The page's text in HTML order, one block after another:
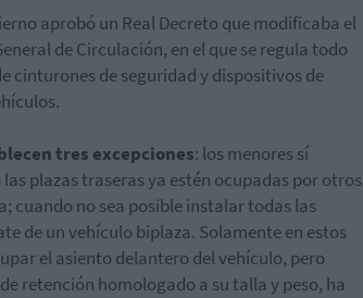
aprobó un Real Decreto que modificaba el
de Circulación, en el que se regula todo
cinturones de seguridad y dispositivos de
tres excepciones: los menores sí
plazas traseras ya estén ocupadas por otros
cuando no sea posible instalar todas las
de un vehículo biplaza. Solamente en estos
el asiento delantero del vehículo, pero
retención homologado a su talla y peso, ha